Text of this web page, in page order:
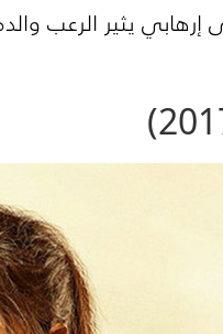
يثير الرعب